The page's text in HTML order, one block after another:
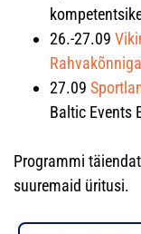
26.-27.09
Rahvakõnniga
27.09
Baltic Events
Programmi
suuremaid üritusi.